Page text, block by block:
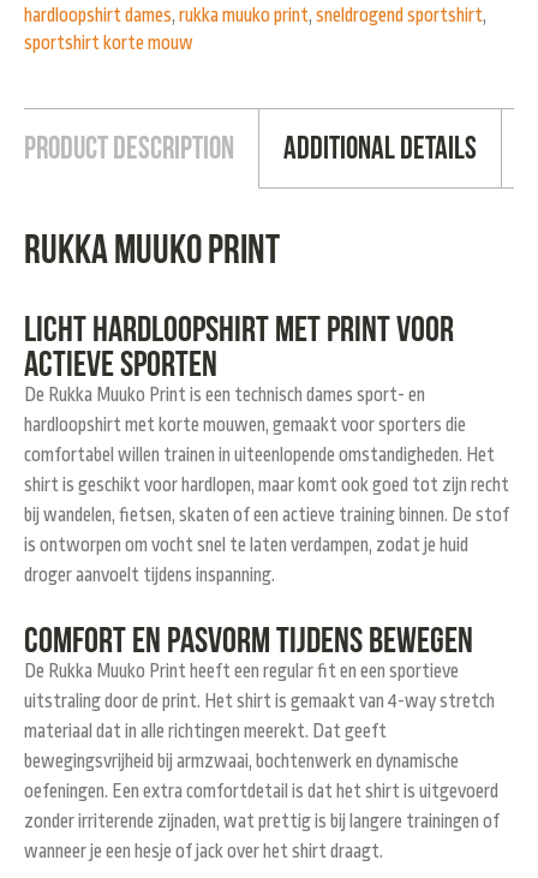
hardloopshirt dames, rukka muuko print, sneldrogend sportshirt,
sportshirt korte mouw
Product Description Additional Details
Rukka Muuko Print
Licht hardloopshirt met print voor
actieve sporten
De Rukka Muuko Print is een technisch dames sport- en
hardloopshirt met korte mouwen, gemaakt voor sporters die
comfortabel willen trainen in uiteenlopende omstandigheden. Het
shirt is geschikt voor hardlopen, maar komt ook goed tot zijn recht
bij wandelen, fietsen, skaten of een actieve training binnen. De stof
is ontworpen om vocht snel te laten verdampen, zodat je huid
droger aanvoelt tijdens inspanning.
Comfort en pasvorm tijdens bewegen
De Rukka Muuko Print heeft een regular fit en een sportieve
uitstraling door de print. Het shirt is gemaakt van 4-way stretch
materiaal dat in alle richtingen meerekt. Dat geeft
bewegingsvrijheid bij armzwaai, bochtenwerk en dynamische
oefeningen. Een extra comfortdetail is dat het shirt is uitgevoerd
zonder irriterende zijnaden, wat prettig is bij langere trainingen of
wanneer je een hesje of jack over het shirt draagt.